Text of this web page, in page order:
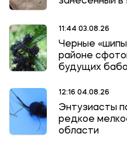
11:44 03.08.26
Черные
районе
будущих
12:16 04.08.26
Энтузиасты
редкое
области